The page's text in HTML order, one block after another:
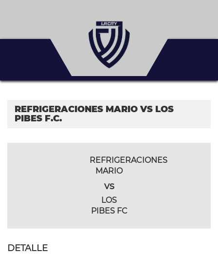
REFRIGERACIONES MARIO VS LOS
PIBES F.C.
REFRIGERACIONES
MARIO
vs
LOS
PIBES FC
DETALLE